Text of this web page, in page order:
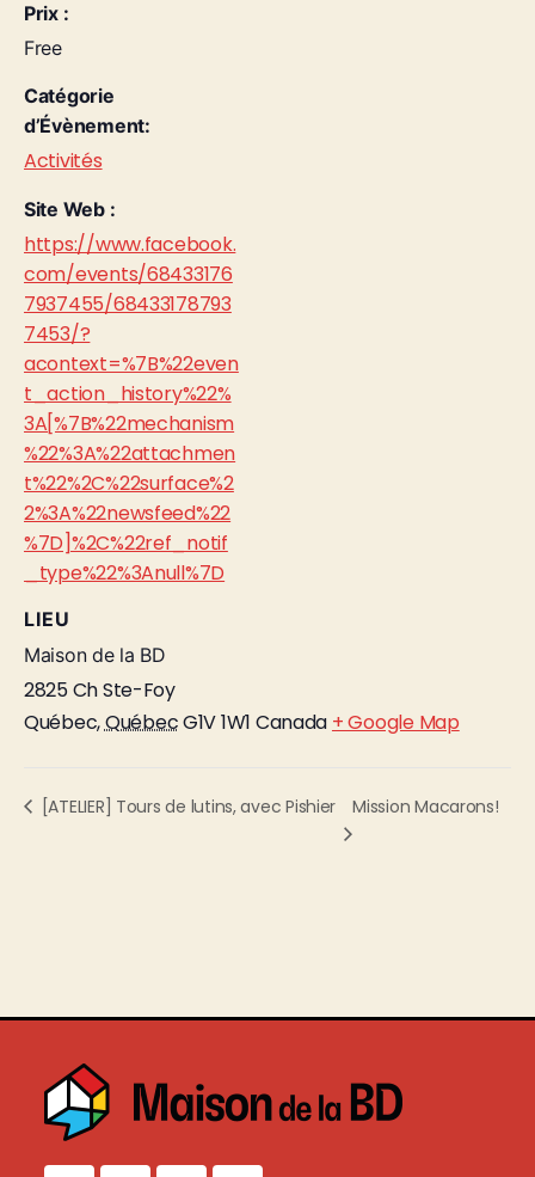
Prix :
Free
Catégorie
d’Évènement:
Activités
Site Web :
https://www.facebook.
com/events/68433176
7937455/68433178793
7453/?
acontext=%7B%22even
t_action_history%22%
3A[%7B%22mechanism
%22%3A%22attachmen
t%22%2C%22surface%2
2%3A%22newsfeed%22
%7D]%2C%22ref_notif
_type%22%3Anull%7D
LIEU
Maison de la BD
2825 Ch Ste-Foy
Québec,QuébecG1V 1W1 Canada + Google Map
[ATELIER] Tours de lutins, avec Pishier Mission Macarons!